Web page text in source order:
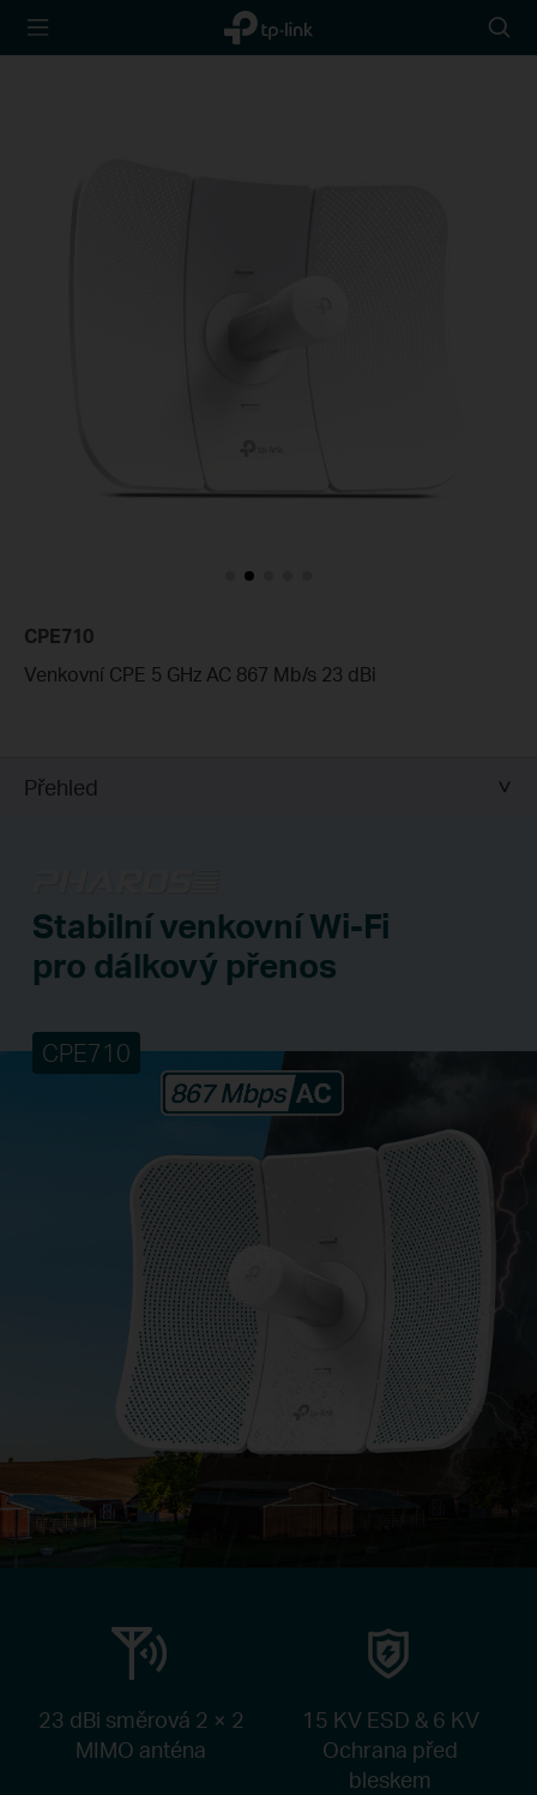
TP-Link,
Reliably
icon
CPE710
Venkovní CPE 5 GHz AC 867 Mb/s 23 dBi
Přehled
Stabilní venkovní Wi-Fi
pro dálkový přenos
CPE710
23 dBi směrová 2 × 2
MIMO anténa
15 KV ESD & 6 KV
Ochrana před
bleskem